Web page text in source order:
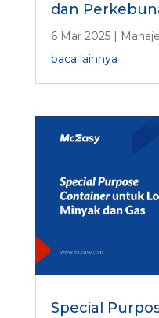
dan
6 Mar 2025|
baca lainnya
Special